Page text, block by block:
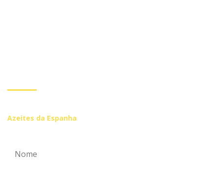
Azeites da Espanha